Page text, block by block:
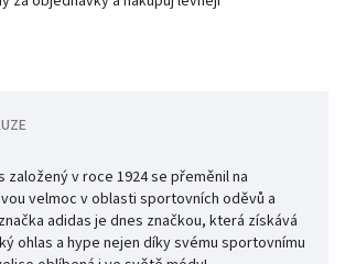
založený v roce 1924 se přeměnil na
velmoc v oblasti sportovních oděvů a
adidas je dnes značkou, která získává
ohlas a hype nejen díky svému sportovnímu